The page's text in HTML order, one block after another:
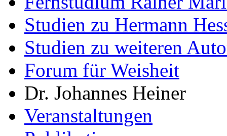
Studien zu Hermann
Studien zu weiteren
Forum für Weisheit
Dr. Johannes Heiner
Veranstaltungen